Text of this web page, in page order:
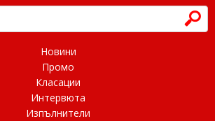
h
Новини
Промо
Класации
Интервюта
Изпълнители